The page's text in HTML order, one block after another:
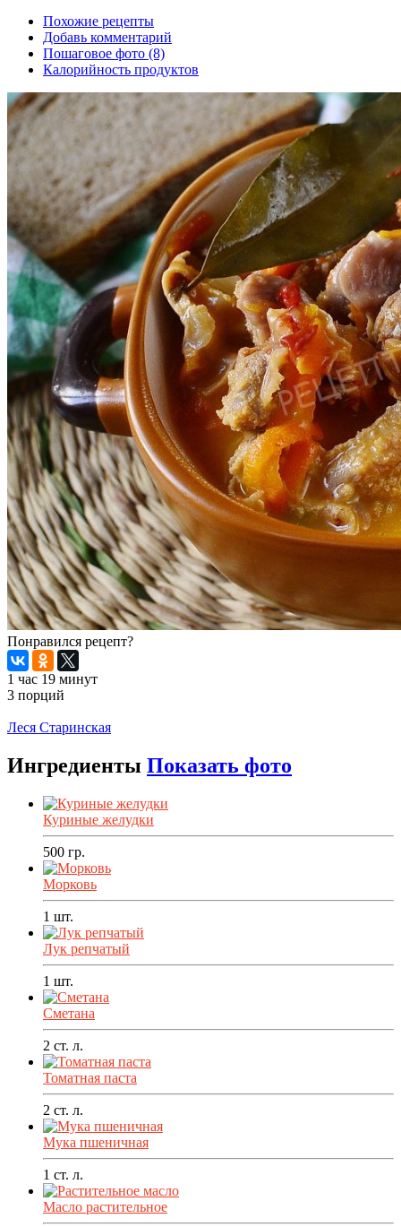
Похожие рецепты
Добавь комментарий
Пошаговое фото (8)
Калорийность продуктов
Понравился рецепт?
1 час 19 минут
3 порций
Леся Старинская
Ингредиенты Показать фото
Куриные желудки
500 гр.
Морковь
1 шт.
Лук репчатый
1 шт.
Сметана
2 ст. л.
Томатная паста
2 ст. л.
Мука пшеничная
1 ст. л.
Масло растительное